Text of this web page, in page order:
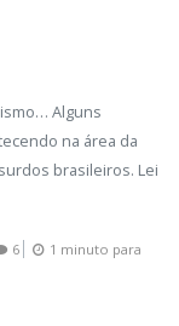
Alguns
na área da
brasileiros. Lei
6
1 minuto para